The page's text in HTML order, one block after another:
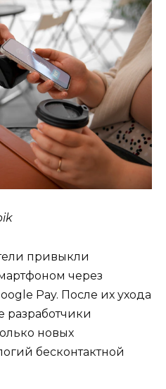
привыкли
через
Pay. После их ухода
разработчики
новых
бесконтактной